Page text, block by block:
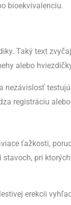
bioekvivalenciu.
Taký text
alebo
nezávislosť
registráciu
ťažkosti,
pri
erekcii